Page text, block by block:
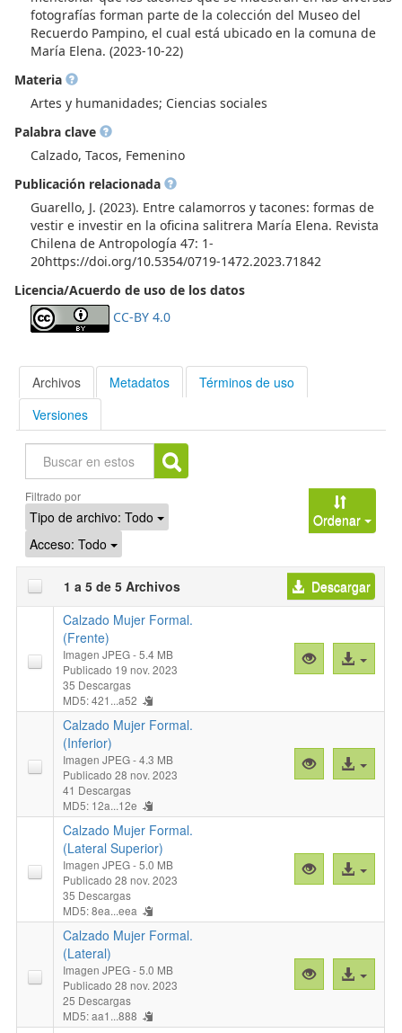
fotografías forman parte de la colección del Museo del
Recuerdo Pampino, el cual está ubicado en la comuna de
María Elena. (2023-10-22)
Materia
Artes y humanidades; Ciencias sociales
Palabra clave
Calzado, Tacos, Femenino
Publicación relacionada
Guarello, J. (2023). Entre calamorros y tacones: formas de
vestir e investir en la oficina salitrera María Elena. Revista
Chilena de Antropología 47: 1-
20https://doi.org/10.5354/0719-1472.2023.71842
Licencia/Acuerdo de uso de los datos
CC-BY 4.0
Archivos Metadatos
Términos de uso
Versiones
Buscar
Filtrado por
Tipo de archivo: Todo
Acceso: Todo
Ordenar
1 a 5 de 5 Archivos
Descargar
Calzado Mujer Formal.
(Frente)
Imagen JPEG- 5.4 MB
Publicado 19 nov. 2023
35 Descargas
MD5: 421...a52
Vista
previa
Mujer
(Frente)"
Acceso
al
Calzado Mujer Formal.
(Inferior)
Imagen JPEG- 4.3 MB
Publicado 28 nov. 2023
41 Descargas
MD5: 12a...12e
Vista
previa
Mujer
(Inferior)
"
Acceso
al
Calzado Mujer Formal.
(Lateral Superior)
Imagen JPEG- 5.0 MB
Publicado 28 nov. 2023
35 Descargas
MD5: 8ea...eea
Vista
previa
Mujer
(Lateral
Superior)"
Acceso
al
Calzado Mujer Formal.
(Lateral)
Imagen JPEG- 5.0 MB
Publicado 28 nov. 2023
25 Descargas
MD5: aa1...888
Vista
previa
Acceso
al